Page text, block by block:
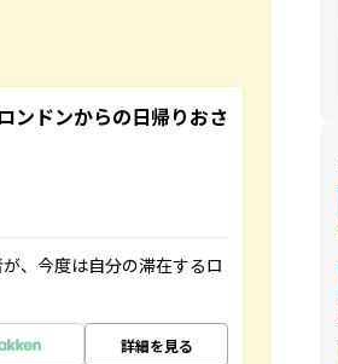
ンドンからの日帰りおさ
、今度は自分の滞在するロ
詳細を見る